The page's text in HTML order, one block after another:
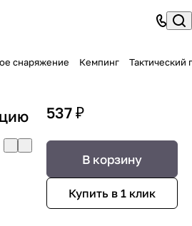
снаряжение Кемпинг Тактический
537 ₽
В корзину
Купить в 1 клик